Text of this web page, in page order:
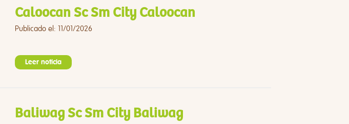
Caloocan Sc Sm City Caloocan
Publicado el: 11/01/2026
Leer noticia
Baliwag Sc Sm City Baliwag